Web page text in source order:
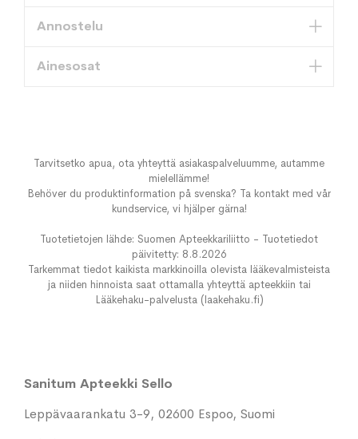
Annostelu
Ainesosat
Tarvitsetko apua, ota yhteyttä asiakaspalveluumme, autamme
mielellämme!
Behöver du produktinformation på svenska? Ta kontakt med vår
kundservice, vi hjälper gärna!
Tuotetietojen lähde: Suomen Apteekkariliitto - Tuotetiedot
päivitetty: 8.8.2026
Tarkemmat tiedot kaikista markkinoilla olevista lääkevalmisteista
ja niiden hinnoista saat ottamalla yhteyttä apteekkiin tai
Lääkehaku-palvelusta (laakehaku.fi)
Sanitum Apteekki Sello
Leppävaarankatu 3-9, 02600 Espoo, Suomi